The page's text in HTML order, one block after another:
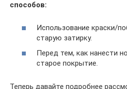
способов:
Использование краски/
старую затирку.
Перед тем, как нанести
старое покрытие.
Теперь давайте подробнее